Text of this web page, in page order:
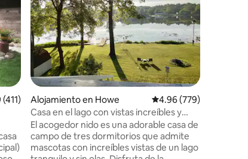
promedio: 4.99 de 5, 411 reseñas
Alojamiento en Howe Calificación promedio:
4.96 (779)
Casa en el lago con vistas increíbles y
kayaks
El acogedor nido es una adorable casa de
campo de tres dormitorios que admite
mascotas con increíbles vistas de un lago